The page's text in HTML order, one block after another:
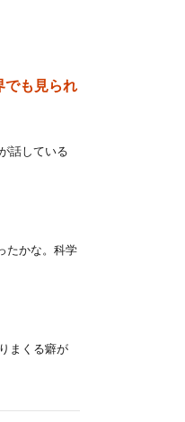
でも見られ
話している
たかな。科学
まくる癖が